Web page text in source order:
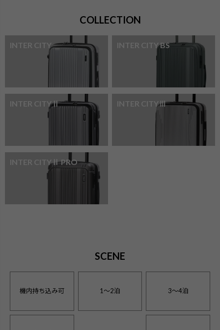
COLLECTION
INTER CITY INTER CITY BS
INTER CITYⅡ INTER CITYⅢ
INTER CITYⅡ PRO
SCENE
機内持ち込み可 1〜2泊 3〜4泊